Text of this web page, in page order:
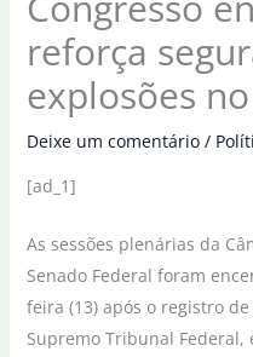
reforça
explosões no
Deixe um comentário /
[ad_1]
As sessões plenárias da
Senado Federal foram
feira (13) após o registro
Supremo Tribunal Federal,